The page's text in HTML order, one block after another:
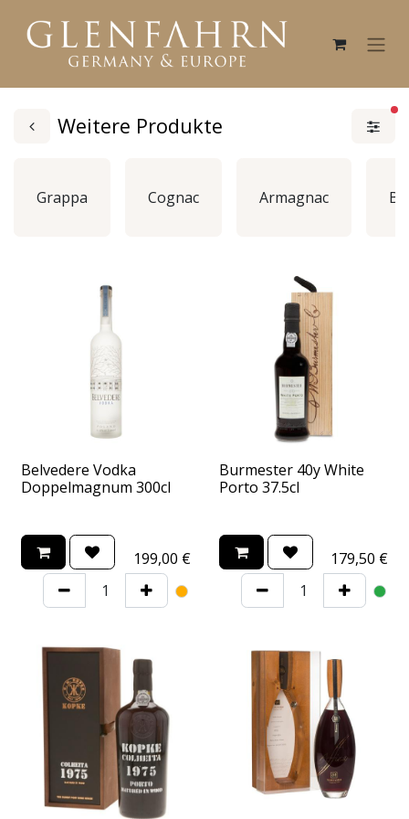
Weitere Produkte
Grappa Cognac Armagnac
Belvedere Vodka
Doppelmagnum 300cl
199,00 €
Burmester 40y White
Porto 37.5cl
179,50 €